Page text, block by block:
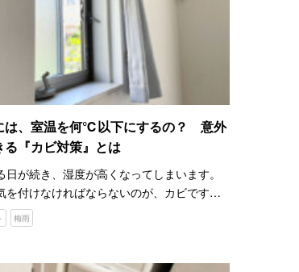
は、室温を何℃以下にするの？ 意外
る『カビ対策』とは
日が続き、湿度が高くなってしまいます。
を付けなければならないのが、カビですよ
中にも存在しているといわれており、条件
繁殖してしまうのだとか。 そのため、梅
梅雨